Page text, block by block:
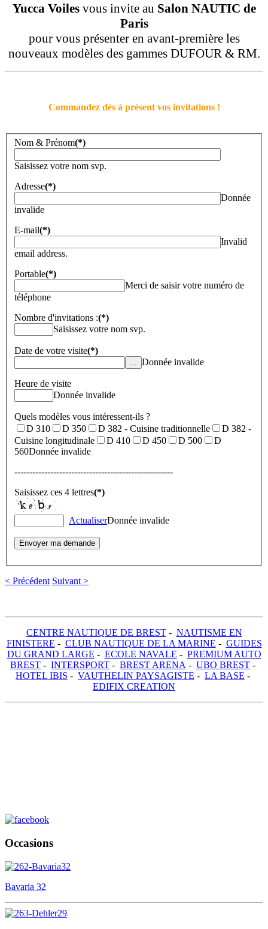
Yucca Voiles vous invite au Salon NAUTIC de
Paris
pour vous présenter en avant-première les
nouveaux modèles des gammes DUFOUR & RM.
Commandez dès à présent vos invitations !
Nom & Prénom(*)
Saisissez votre nom svp.
Adresse(*)
Donnée
invalide
E-mail(*)
Invalid
email address.
Portable(*)
Merci de saisir votre numéro de
téléphone
Nombre d'invitations :(*)
Saisissez votre nom svp.
Date de votre visite(*)
Donnée invalide
Heure de visite
Donnée invalide
Quels modèles vous intéressent-ils ?
D 310
D 350 D 382 - Cuisine traditionnelle
D 382 -
Cuisine longitudinale
D 410 D 450 D 500
D
560Donnée invalide
-----------------------------------------------------
Saisissez ces 4 lettres(*)
ActualiserDonnée invalide
< Précédent Suivant >
CENTRE NAUTIQUE DE BREST- NAUTISME EN
FINISTERE - CLUB NAUTIQUE DE LA MARINE - GUIDES
DU GRAND LARGE - ECOLE NAVALE - PREMIUM AUTO
BREST - INTERSPORT - BREST ARENA - UBO BREST -
HOTEL IBIS - VAUTHELIN PAYSAGISTE - LA BASE -
EDIFIX CREATION
Occasions
Bavaria 32